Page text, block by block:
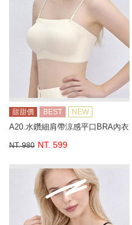
甜甜價 BEST NEW
A20.水鑽細肩帶涼感平口BRA內衣
NT. 980 NT. 599